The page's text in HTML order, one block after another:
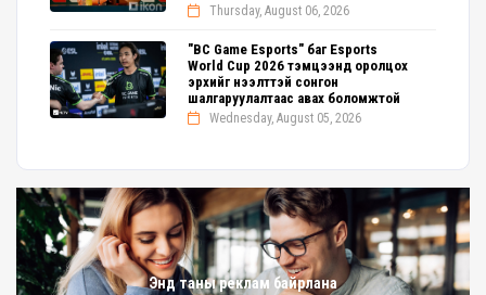
Thursday, August 06, 2026
"BC Game Esports" баг Esports
World Cup 2026 тэмцээнд оролцох
эрхийг нээлттэй сонгон
шалгаруулалтаас авах боломжтой
Wednesday, August 05, 2026
Энд таны реклам байрлана